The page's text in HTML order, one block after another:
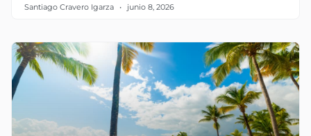
Santiago Cravero Igarza junio 8, 2026